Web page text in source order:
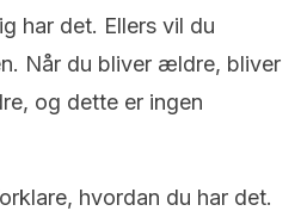
har det. Ellers vil du
Når du bliver ældre, bliver
og dette er ingen
hvordan du har det.